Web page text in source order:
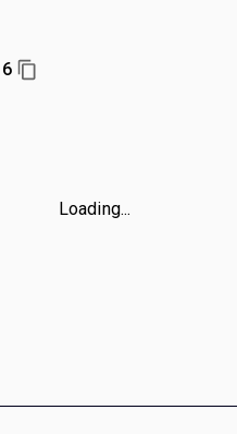
Loading...